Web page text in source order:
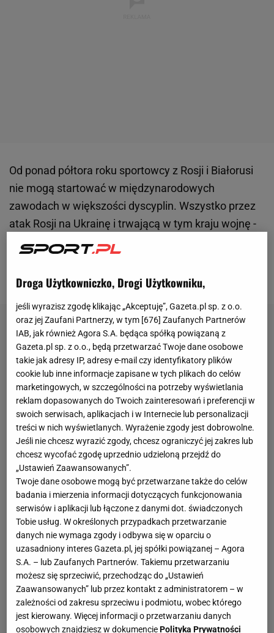
Od ponad półtora roku sportowcy z Rosji i Białorusi
nie mogą startować w międzynarodowych
zawodach w większości dyscyplin. Wszystko przez
atak Rosji na Ukrainę i trwającą w tym kraju wojnę -
wielowymiarowe sankcje dotknęły rosyjskie związki,
na marginesie międzynarodowej rywalizacji.
Droga Użytkowniczko, Drogi Użytkowniku,
jeśli wyrazisz zgodę klikając „Akceptuję”, Gazeta.pl sp. z o.o.
oraz jej Zaufani Partnerzy, w tym [676] Zaufanych Partnerów
IAB, jak również Agora S.A. będąca spółką powiązaną z
Gazeta.pl sp. z o.o., będą przetwarzać Twoje dane osobowe
takie jak adresy IP, adresy e-mail czy identyfikatory plików
cookie lub inne informacje zapisane w tych plikach do celów
marketingowych, w szczególności na potrzeby wyświetlania
reklam dopasowanych do Twoich zainteresowań i preferencji w
swoich serwisach, aplikacjach i w Internecie lub personalizacji
treści w nich wyświetlanych. Wyrażenie zgody jest dobrowolne.
Jeśli nie chcesz wyrazić zgody, chcesz ograniczyć jej zakres lub
chcesz wycofać zgodę uprzednio udzieloną przejdź do
„Ustawień Zaawansowanych”.
Twoje dane osobowe mogą być przetwarzane także do celów
badania i mierzenia informacji dotyczących funkcjonowania
serwisów i aplikacji lub łączone z danymi dot. świadczonych
Tobie usług. W określonych przypadkach przetwarzanie
danych nie wymaga zgody i odbywa się w oparciu o
uzasadniony interes Gazeta.pl, jej spółki powiązanej – Agora
S.A. – lub Zaufanych Partnerów. Takiemu przetwarzaniu
możesz się sprzeciwić, przechodząc do „Ustawień
Zaawansowanych” lub przez kontakt z administratorem – w
zależności od zakresu sprzeciwu i podmiotu, wobec którego
jest kierowany. Więcej informacji o przetwarzaniu danych
osobowych znajdziesz w dokumenciePolityka Prywatności